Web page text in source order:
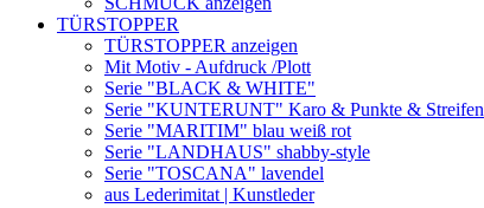
TÜRSTOPPER
TÜRSTOPPER anzeigen
Mit Motiv - Aufdruck /Plott
Serie "BLACK & WHITE"
Serie "KUNTERUNT" Karo & Punkte & Streifen
Serie "MARITIM" blau weiß rot
Serie "LANDHAUS" shabby-style
Serie "TOSCANA" lavendel
aus Lederimitat | Kunstleder